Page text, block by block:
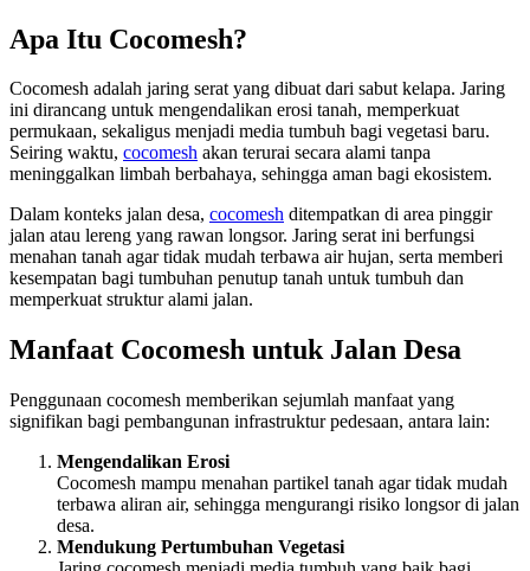
Apa Itu Cocomesh?
Cocomesh adalah jaring serat yang dibuat dari sabut kelapa. Jaring
ini dirancang untuk mengendalikan erosi tanah, memperkuat
permukaan, sekaligus menjadi media tumbuh bagi vegetasi baru.
Seiring waktu, cocomesh akan terurai secara alami tanpa
meninggalkan limbah berbahaya, sehingga aman bagi ekosistem.
Dalam konteks jalan desa, cocomesh ditempatkan di area pinggir
jalan atau lereng yang rawan longsor. Jaring serat ini berfungsi
menahan tanah agar tidak mudah terbawa air hujan, serta memberi
kesempatan bagi tumbuhan penutup tanah untuk tumbuh dan
memperkuat struktur alami jalan.
Manfaat Cocomesh untuk Jalan Desa
Penggunaan cocomesh memberikan sejumlah manfaat yang
signifikan bagi pembangunan infrastruktur pedesaan, antara lain:
Mengendalikan Erosi
Cocomesh mampu menahan partikel tanah agar tidak mudah
terbawa aliran air, sehingga mengurangi risiko longsor di jalan
desa.
Mendukung Pertumbuhan Vegetasi